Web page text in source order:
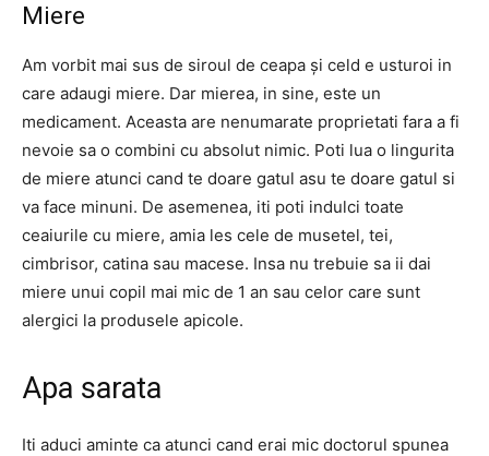
Miere
Am vorbit mai sus de siroul de ceapa și celd e usturoi in
care adaugi miere. Dar mierea, in sine, este un
medicament. Aceasta are nenumarate proprietati fara a fi
nevoie sa o combini cu absolut nimic. Poti lua o lingurita
de miere atunci cand te doare gatul asu te doare gatul si
va face minuni. De asemenea, iti poti indulci toate
ceaiurile cu miere, amia les cele de musetel, tei,
cimbrisor, catina sau macese. Insa nu trebuie sa ii dai
miere unui copil mai mic de 1 an sau celor care sunt
alergici la produsele apicole.
Apa sarata
Iti aduci aminte ca atunci cand erai mic doctorul spunea